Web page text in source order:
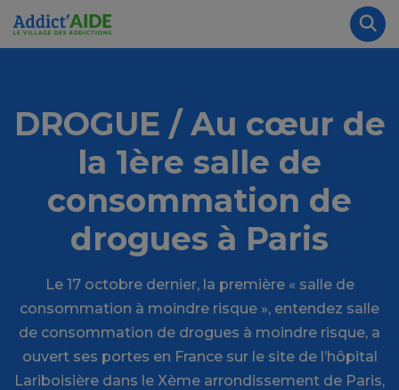
Aller au contenu principal
DROGUE / Au cœur de
la 1ère salle de
consommation de
drogues à Paris
Le 17 octobre dernier, la première « salle de
consommation à moindre risque », entendez salle
de consommation de drogues à moindre risque, a
ouvert ses portes en France sur le site de l’hôpital
Lariboisière dans le Xème arrondissement de Paris,
Panneau de gestion des cookies